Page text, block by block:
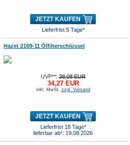
JETZT KAUFEN
Lieferfrist 5 Tage*
Hazet 2169-11 Ölfilterschlüssel
UVP**:38,08 EUR
34,27 EUR
inkl. MwSt. zzgl. Versand
JETZT KAUFEN
Lieferfrist 18 Tage*
lieferbar ab¹: 19.08.2026